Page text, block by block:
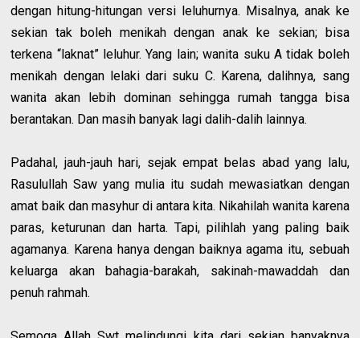
dengan hitung-hitungan versi leluhurnya. Misalnya, anak ke
sekian tak boleh menikah dengan anak ke sekian; bisa
terkena “laknat” leluhur. Yang lain; wanita suku A tidak boleh
menikah dengan lelaki dari suku C. Karena, dalihnya, sang
wanita akan lebih dominan sehingga rumah tangga bisa
berantakan. Dan masih banyak lagi dalih-dalih lainnya.
Padahal, jauh-jauh hari, sejak empat belas abad yang lalu,
Rasulullah Saw yang mulia itu sudah mewasiatkan dengan
amat baik dan masyhur di antara kita. Nikahilah wanita karena
paras, keturunan dan harta. Tapi, pilihlah yang paling baik
agamanya. Karena hanya dengan baiknya agama itu, sebuah
keluarga akan bahagia-barakah, sakinah-mawaddah dan
penuh rahmah.